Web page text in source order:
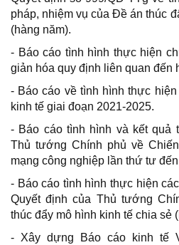
pháp, nhiệm vụ của Đề án thúc
(hàng năm).
- Báo cáo tình hình thực hiện
giản hóa quy định liên quan đến
- Báo cáo về tình hình thực
kinh tế giai đoạn 2021-2025.
- Báo cáo tình hình và kết quả
Thủ tướng Chính phủ về
mạng công nghiệp lần thứ tư
- Báo cáo tình hình thực hiện
Quyết định của Thủ tướng
thúc đẩy mô hình kinh tế chia sẻ
- Xây dựng Báo cáo kinh tế